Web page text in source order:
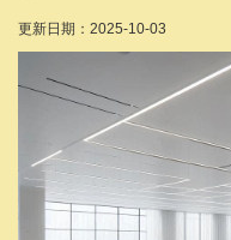
更新日期： 2025-10-03